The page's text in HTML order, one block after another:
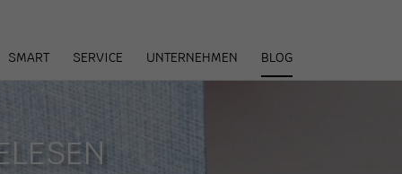
SMART SERVICE UNTERNEHMEN BLOG